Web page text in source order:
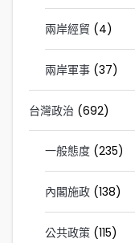
兩岸經貿 (4)
兩岸軍事 (37)
台灣政治 (692)
一般態度 (235)
內閣施政 (138)
公共政策 (115)